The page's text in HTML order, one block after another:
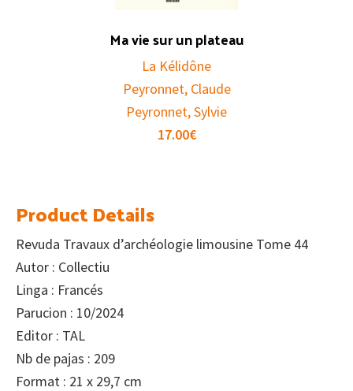
Ma vie sur un plateau
La Kélidône
Peyronnet, Claude
Peyronnet, Sylvie
17.00€
Product Details
Revuda Travaux d’archéologie limousine Tome 44
Autor : Collectiu
Linga : Francés
Parucion : 10/2024
Editor : TAL
Nb de pajas : 209
Format : 21 x 29,7 cm